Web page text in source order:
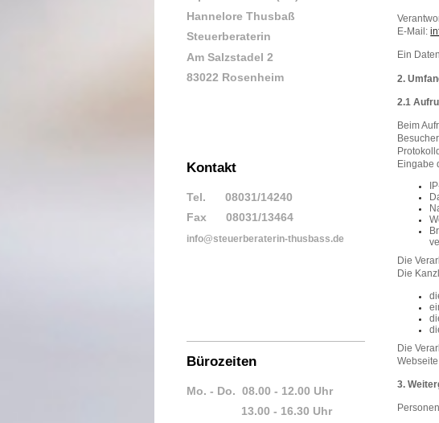
E-Mail:
Ein
2.
2.1
Beim
Eingabe
Die
Die
Die
3.
Hannelore Thusbaß
Steuerberaterin
Am Salzstadel 2
83022 Rosenheim
Kontakt
Tel. 08031/14240
Fax 08031/13464
info@steuerberaterin-thusbass.de
Bürozeiten
Mo. - Do. 08.00 - 12.00 Uhr
13.00 - 16.30 Uhr